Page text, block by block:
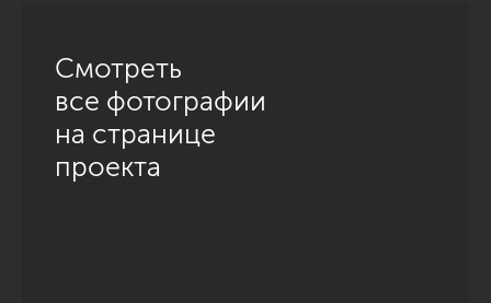
Смотреть
все фотографии
на странице
проекта